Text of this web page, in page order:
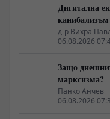
Дигитална
дигиталната
екологична
д-р Вихра
06.08.2026
Защо
марксизма?
Панко Анчев
06.08.2026